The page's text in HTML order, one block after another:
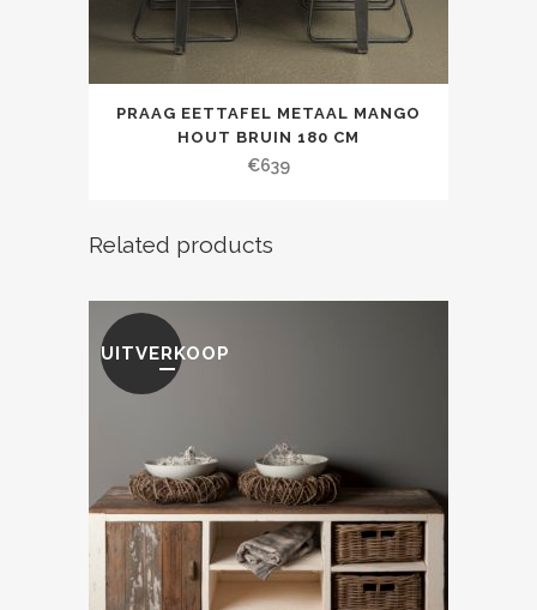
PRAAG EETTAFEL METAAL MANGO
HOUT BRUIN 180 CM
€639
Related products
UITVERKOOP